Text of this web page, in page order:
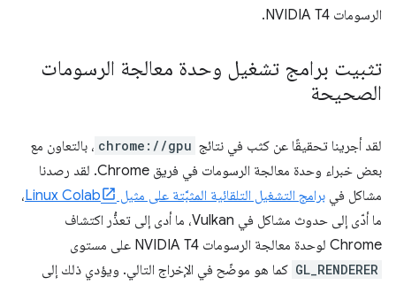
الرسومات NVIDIA T4.
تثبيت برامج تشغيل وحدة معالجة الرسومات
الصحيحة
لقد أجرينا تحقيقًا عن كثب في نتائج chrome://gpu ، بالتعاون مع
بعض خبراء وحدة معالجة الرسومات في فريق Chrome. لقد رصدنا
مشاكل في برامج التشغيل التلقائية المثبَّتة على مثيل Linux Colab
،
ما أدّى إلى حدوث مشاكل في Vulkan، ما أدى إلى تعذُّر اكتشاف
Chrome لوحدة معالجة الرسومات NVIDIA T4 على مستوى
GL_RENDERER كما هو موضّح في الإخراج التالي. ويؤدي ذلك إلى